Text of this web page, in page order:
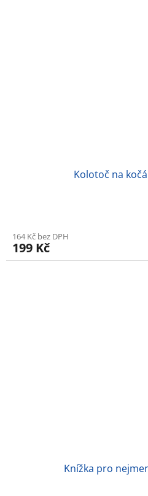
Kolotoč na
164 Kč bez DPH
199 Kč
Knížka pro